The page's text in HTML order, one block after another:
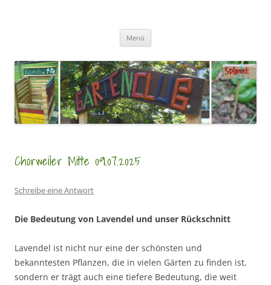
Menü
Chorweiler Mitte 09.07.2025
Schreibe eine Antwort
Die Bedeutung von Lavendel und unser Rückschnitt
Lavendel ist nicht nur eine der schönsten und
bekanntesten Pflanzen, die in vielen Gärten zu finden ist,
sondern er trägt auch eine tiefere Bedeutung, die weit